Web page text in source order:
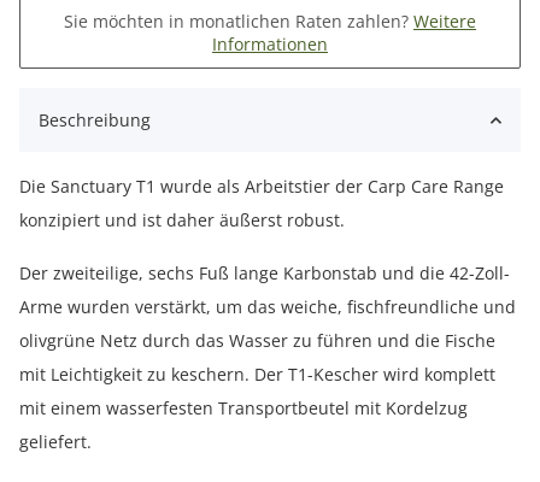
Sie möchten in monatlichen Raten zahlen? Weitere
Informationen
Beschreibung
Die Sanctuary T1 wurde als Arbeitstier der Carp Care Range
konzipiert und ist daher äußerst robust.
Der zweiteilige, sechs Fuß lange Karbonstab und die 42-Zoll-
Arme wurden verstärkt, um das weiche, fischfreundliche und
olivgrüne Netz durch das Wasser zu führen und die Fische
mit Leichtigkeit zu keschern. Der T1-Kescher wird komplett
mit einem wasserfesten Transportbeutel mit Kordelzug
geliefert.